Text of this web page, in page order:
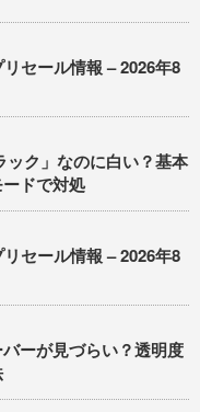
セール情報 – 2026年8
ク」なのに白い？基本
ドで対処
セール情報 – 2026年8
ーが見づらい？透明度